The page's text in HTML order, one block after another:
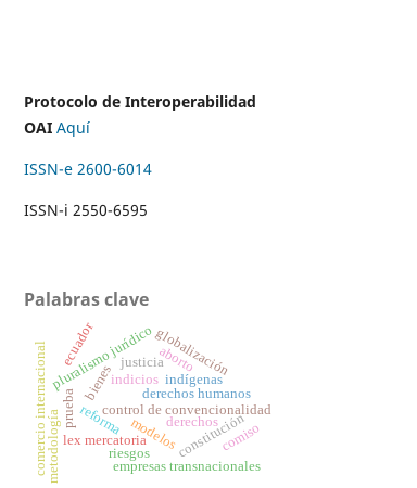
Protocolo de Interoperabilidad
OAI Aquí
ISSN-e 2600-6014
ISSN-i 2550-6595
Palabras clave
control de convencionalidad
derechos humanos
indígenas
constitución
reforma derechos
justicia
pluralismo jurídico
lex mercatoria
empresas transnacionales
comercio internacional globalización
modelos
metodología comiso
bienes
aborto
ecuador
prueba
indicios
riesgos